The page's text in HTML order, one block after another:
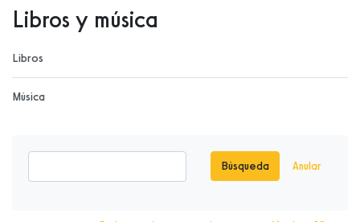
Libros y música
Libros
Música
Búsqueda Anular